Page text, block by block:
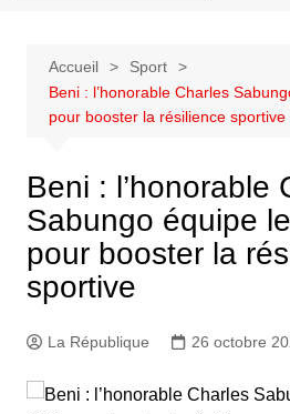
Accueil
Sport
Beni : l’honorable Charles
pour booster la résilience sportive
Beni : l’honorable
Sabungo équipe
pour booster la
sportive
La République 26 octobre